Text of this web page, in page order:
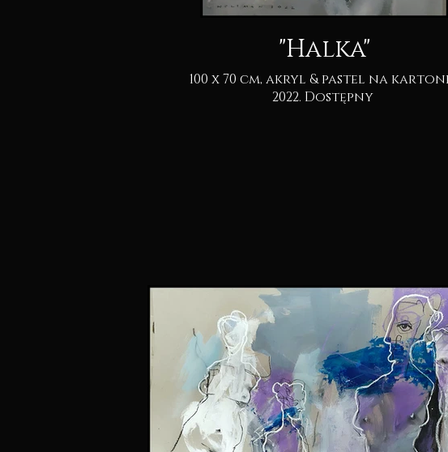
"Halka"
100 x 70 cm, akryl & pastel na kartonie.
2022. Dostępny